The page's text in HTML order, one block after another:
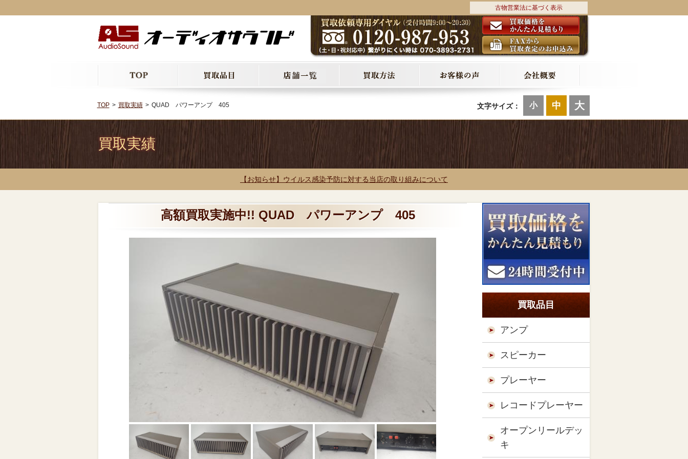
古物営業法に基づく表示
文字サイズ： 小 中 大
TOP 買取実績 QUAD パワーアンプ 405
買取実績
【お知らせ】ウイルス感染予防に対する当店の取り組みについて
高額買取実施中!! QUAD パワーアンプ 405
買取品目
アンプ
スピーカー
プレーヤー
レコードプレーヤー
オープンリールデッ
キ